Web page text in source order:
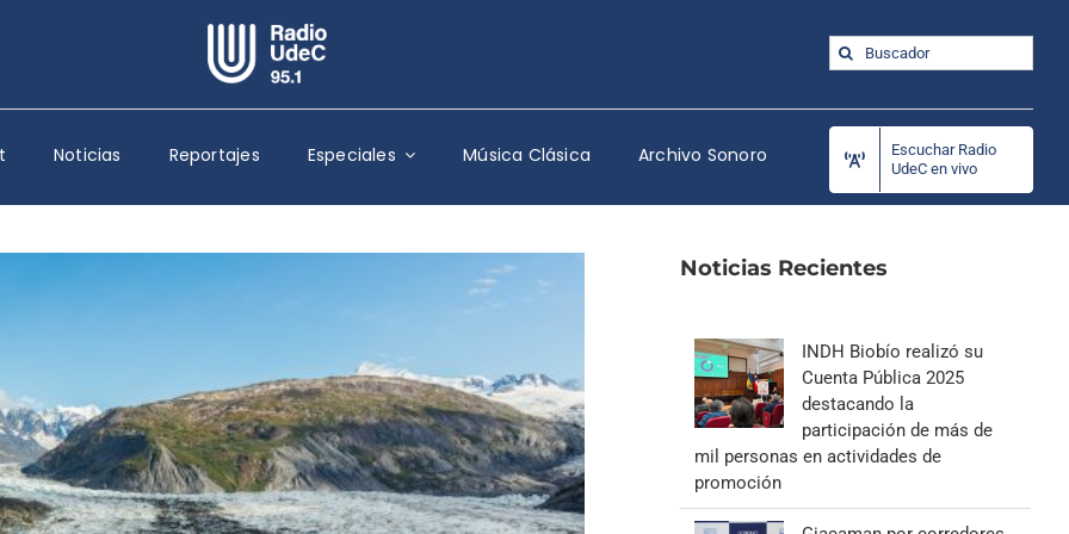
Escuchar Radio UdeC en vivo
Quiénes Somos
Programación
Podcast
Columnas
Música Clásica
Especiales
Buscar:
Noticias Reportajes Especiales Música Clásica Archivo Sonoro
Escuchar Radio
UdeC en vivo
Noticias Recientes
INDH Biobío realizó su
Cuenta Pública 2025
destacando la
participación de más de
mil personas en actividades de
promoción